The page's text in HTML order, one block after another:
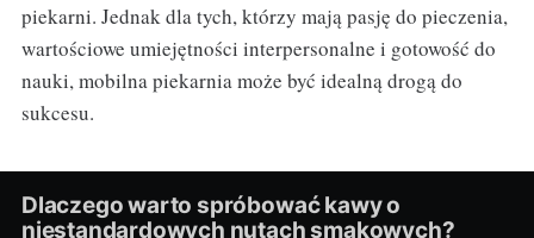
piekarni. Jednak dla tych, którzy mają pasję do pieczenia,
wartościowe umiejętności interpersonalne i gotowość do
nauki, mobilna piekarnia może być idealną drogą do
sukcesu.
Dlaczego warto spróbować kawy o
niestandardowych nutach smakowych?